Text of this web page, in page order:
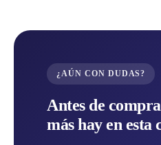
¿AÚN CON DUDAS?
Antes de
más hay en esta